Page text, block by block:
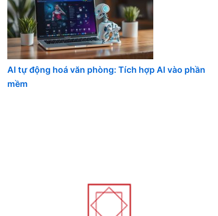
AI tự động hoá văn phòng: Tích hợp AI vào phần
mềm